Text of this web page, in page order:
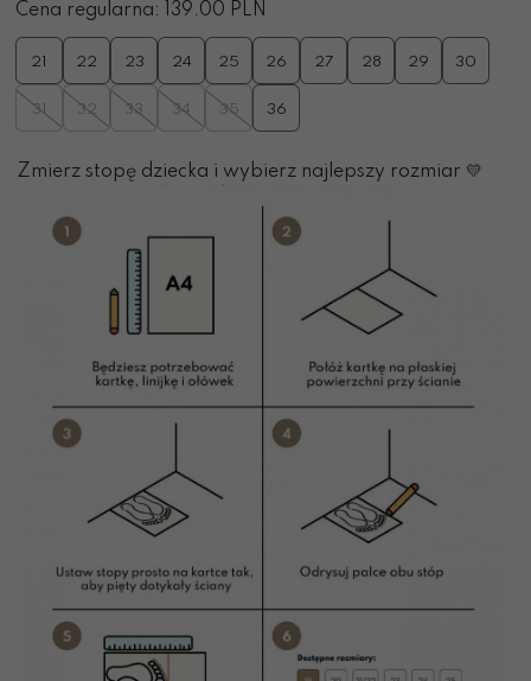
Cena regularna: 139.00 PLN
21 22 23 24 25 26 27 28 29 30
31 32 33 34 35 36
Zmierz stopę dziecka i wybierz najlepszy rozmiar 💛